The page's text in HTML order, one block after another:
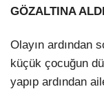
GÖZALTINA ALDI
Olayın ardından
küçük çocuğun
yapıp ardından